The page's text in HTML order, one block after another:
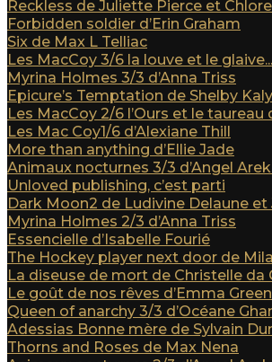
Reckless de Juliette Pierce et
Forbidden soldier d’Erin Graham
Six de Max L Telliac
Les MacCoy 3/6 la louve et le glaive...
Myrina Holmes 3/3 d’Anna Triss
Epicure’s Temptation de Shelby
Les MacCoy 2/6 l’Ours et le taureau
Les Mac Coy1/6 d’Alexiane Thill
More than anything d’Ellie Jade
Animaux nocturnes 3/3 d’Angel
Unloved publishing, c’est parti
Dark Moon2 de Ludivine Delaune et
Myrina Holmes 2/3 d’Anna Triss
Essencielle d’Isabelle Fourié
The Hockey player next door de
La diseuse de mort de Christelle da
Le goût de nos rêves d’Emma Green
Queen of anarchy 3/3 d’Océane
Adessias Bonne mère de Sylvain
Thorns and Roses de Max Nena